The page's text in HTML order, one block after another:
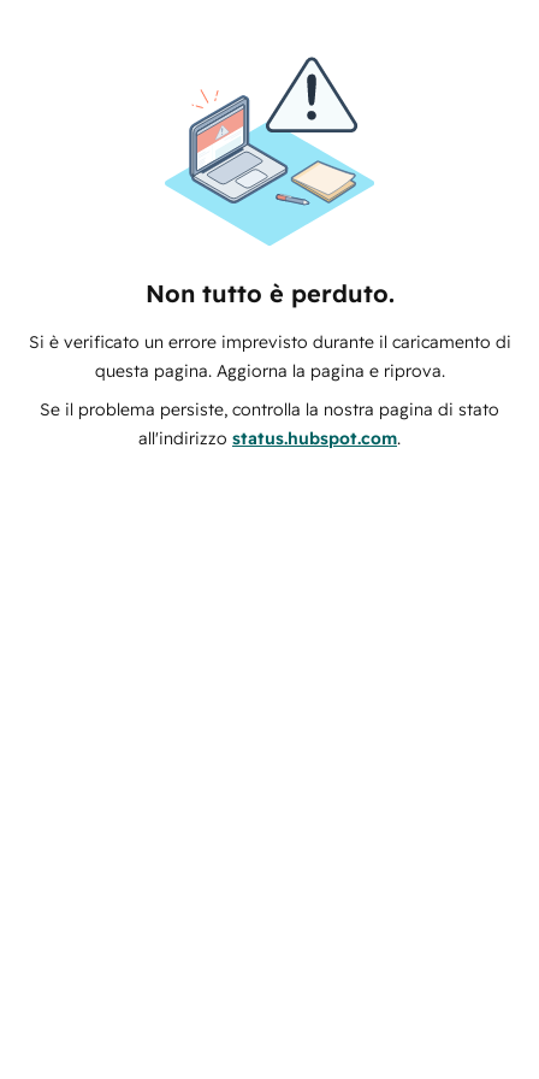
Non tutto è perduto.
Si è verificato un errore imprevisto durante il caricamento di
questa pagina. Aggiorna la pagina e riprova.
Se il problema persiste, controlla la nostra pagina di stato
all'indirizzo status.hubspot.com.